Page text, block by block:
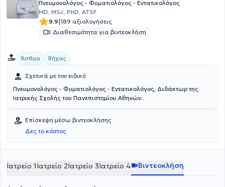
συμμετάσχει σε διάφορες επιστημονικές εργασίες που έχουν
δημοσιευτεί σε διεθνή επιστημονικά περιοδικά. Τέλος, η πλούσια
εμπειρία της στην ιατρική κοινότητα ενισχύεται από την πολυετή της
ενασχόληση με τις αναπνευστικές παθήσεις και την συνεχή
Πνευμονολόγος - Φυματιολόγος - Εντατικολόγος
ΜD, MSc, PhD, ATSF
9.9|189 αξιολογήσεις
Διαθεσιμότητα για βιντεοκλήση
Άσθμα Βήχας
Σχετικά με τον ειδικό
Πνευμονολόγος - Φυματιολόγος - Εντατικολόγος, Διδάκτωρ της
Ιατρικής Σχολής του Πανεπιστημίου Αθηνών.
Επίσκεψη μέσω βιντεοκλήσης
Δες το κόστος
Ιατρείο 1Ιατρείο 2Ιατρείο 3Ιατρείο 4 Βιντεοκλήση